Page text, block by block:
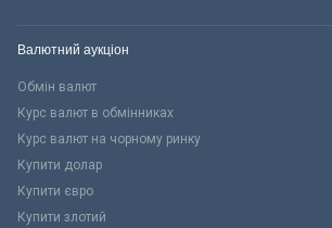
Валютний аукціон
Обмін валют
Курс валют в обмінниках
Курс валют на чорному ринку
Купити долар
Купити євро
Купити злотий